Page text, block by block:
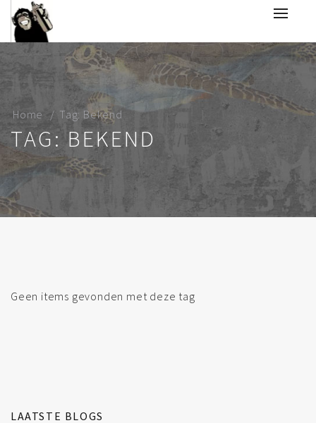
Home Tag: Bekend
TAG: BEKEND
Geen items gevonden met deze tag
LAATSTE BLOGS